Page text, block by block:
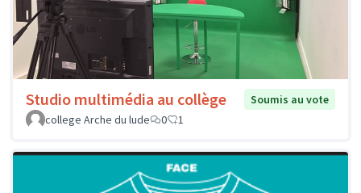
Studio multimédia au collège
Soumis au vote
college Arche du lude
0 1